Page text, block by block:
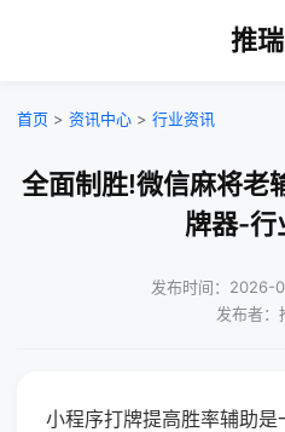
推
首页 > 资讯中心 > 行业资讯
全面制胜!微信麻将老
牌器-行
发布时间：2026-
发布者：
小程序打牌提高胜率辅助